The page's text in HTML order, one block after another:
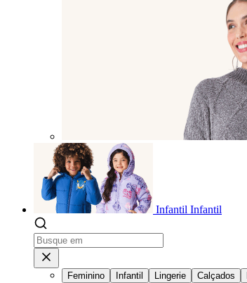
Infantil Infantil
Feminino Infantil Lingerie Calçados